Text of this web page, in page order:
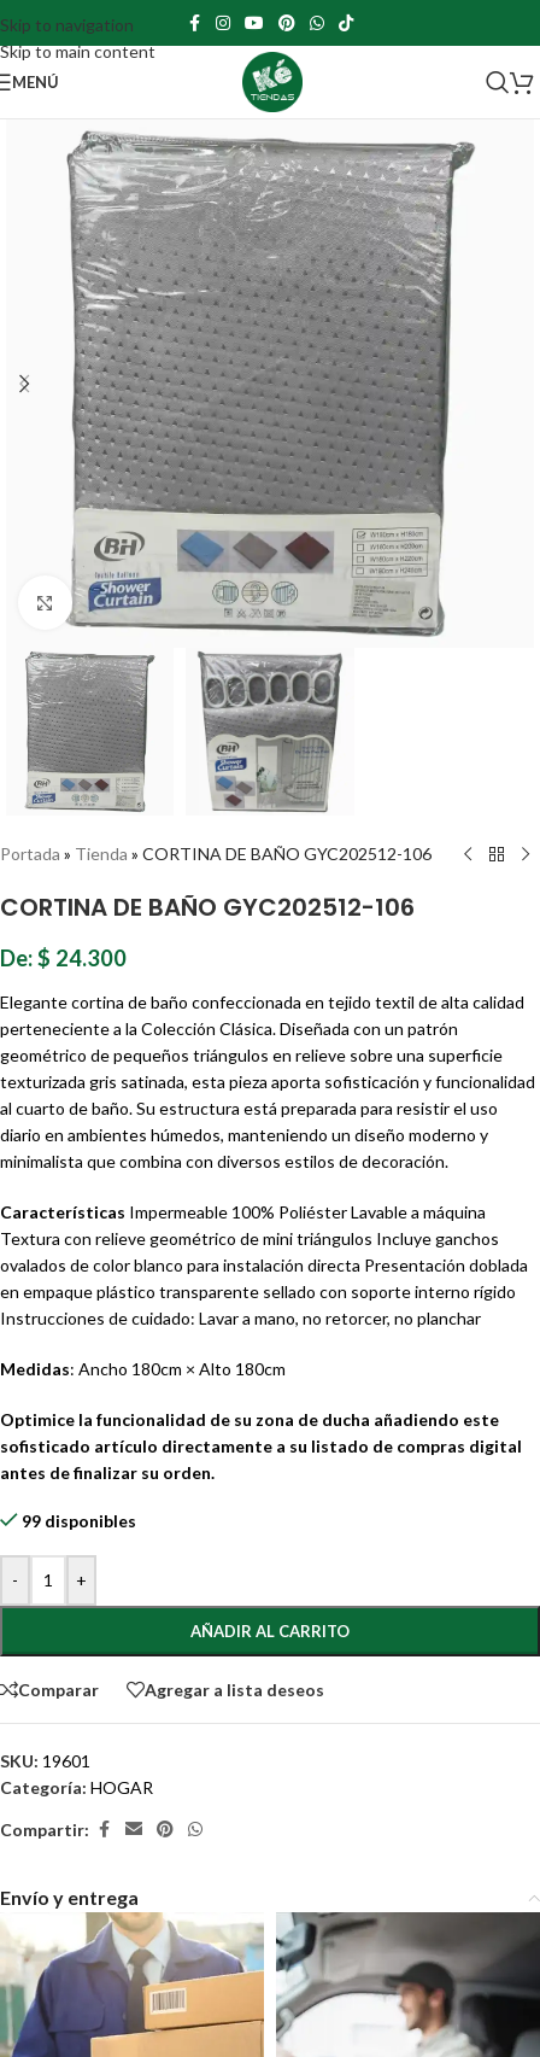
Skip to navigation
Skip to main content
MENÚ
Haz clic para ampliar
Portada » Tienda » CORTINA DE BAÑO GYC202512-106
CORTINA DE BAÑO GYC202512-106
De:$ 24.300
Elegante cortina de baño confeccionada en tejido textil de alta calidad
perteneciente a la Colección Clásica. Diseñada con un patrón
geométrico de pequeños triángulos en relieve sobre una superficie
texturizada gris satinada, esta pieza aporta sofisticación y funcionalidad
al cuarto de baño. Su estructura está preparada para resistir el uso
diario en ambientes húmedos, manteniendo un diseño moderno y
minimalista que combina con diversos estilos de decoración.
Características Impermeable 100% Poliéster Lavable a máquina
Textura con relieve geométrico de mini triángulos Incluye ganchos
ovalados de color blanco para instalación directa Presentación doblada
en empaque plástico transparente sellado con soporte interno rígido
Instrucciones de cuidado: Lavar a mano, no retorcer, no planchar
Medidas: Ancho 180cm × Alto 180cm
Optimice la funcionalidad de su zona de ducha añadiendo este
sofisticado artículo directamente a su listado de compras digital
antes de finalizar su orden.
99 disponibles
- +
AÑADIR AL CARRITO
Comparar Agregar a lista deseos
SKU: 19601
Categoría: HOGAR
Compartir:
Envío y entrega